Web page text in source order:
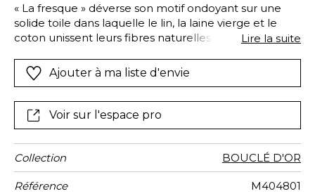
« La fresque » déverse son motif ondoyant sur une
solide toile dans laquelle le lin, la laine vierge et le
coton unissent leurs fibres naturelles pour ennoblir
dans le tissage de son motif onirique, qui peut
apparaître à certains sous la forme d’un très grand
Lire la suite
Ajouter à ma liste d'envie
Voir sur l'espace pro
Collection BOUCLÉ D'OR
Référence M404801